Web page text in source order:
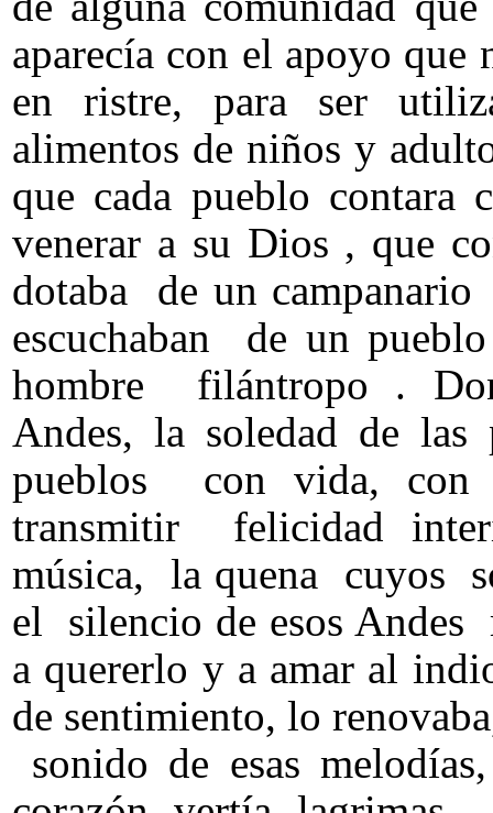
aparecía con el apoyo que
en ristre, para ser
alimentos de niños y
que cada pueblo contara
venerar a su Dios , que
dotaba de un
escuchaban de un
hombre filántropo .
Andes, la soledad de
pueblos con vida, con
transmitir felicidad
música, la quena cuyos
el silencio de esos Andes
a quererlo y a amar al
de sentimiento, lo
sonido de esas